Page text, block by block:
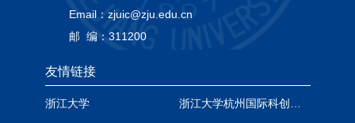
Email： zjuic@zju.edu.cn
邮 编： 311200
友情链接
浙江大学 浙江大学杭州国际科创中心